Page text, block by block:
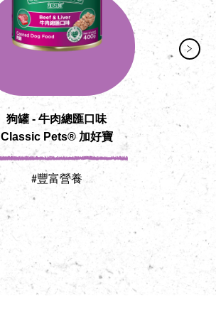
狗罐 - 牛肉總匯口味
Classic Pets® 加好寶
#豐富營養